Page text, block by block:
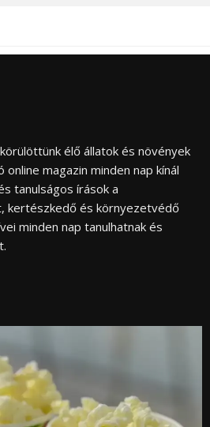
élő állatok és növények
magazin minden nap kínál
tanulságos írások a
kertészkedő és környezetvédő
minden nap tanulhatnak és